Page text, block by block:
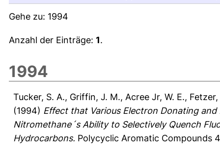
Gehe zu: 1994
Anzahl der Einträge: 1.
1994
Tucker, S. A., Griffin, J. M., Acree Jr, W. E., Fetzer,
(1994) Effect that Various Electron Donating
Nitromethane´s Ability to Selectively Quench
Hydrocarbons. Polycyclic Aromatic Compounds